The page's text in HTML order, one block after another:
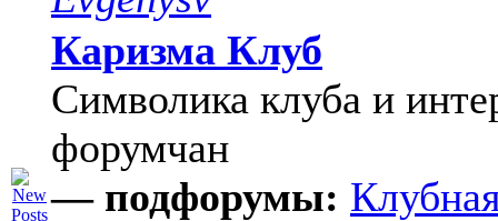
Каризма Клуб
Символика клуба и
форумчан
— подфорумы: